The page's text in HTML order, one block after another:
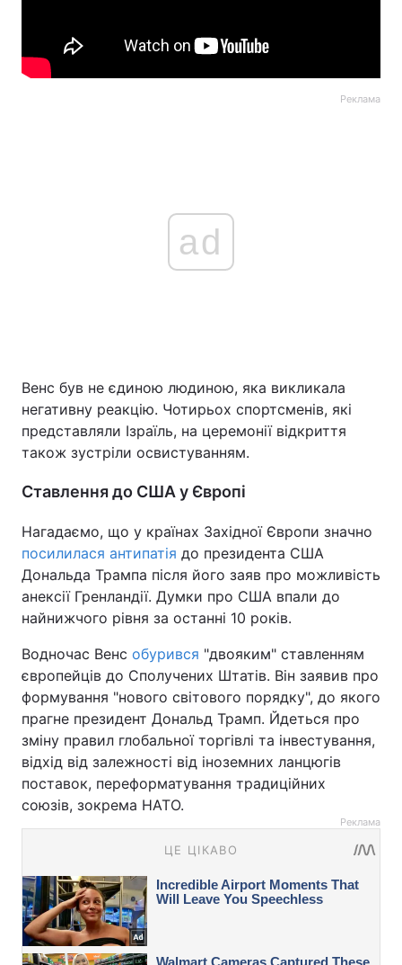
Реклама
ad
Венс був не єдиною людиною, яка викликала
негативну реакцію. Чотирьох спортсменів, які
представляли Ізраїль, на церемонії відкриття
також зустріли освистуванням.
Ставлення до США у Європі
Нагадаємо, що у країнах Західної Європи значно
посилилася антипатія до президента США
Дональда Трампа після його заяв про можливість
анексії Гренландії. Думки про США впали до
найнижчого рівня за останні 10 років.
Водночас Венс обурився "двояким" ставленням
європейців до Сполучених Штатів. Він заявив про
формування "нового світового порядку", до якого
прагне президент Дональд Трамп. Йдеться про
зміну правил глобальної торгівлі та інвестування,
відхід від залежності від іноземних ланцюгів
поставок, переформатування традиційних
союзів, зокрема НАТО.
Реклама